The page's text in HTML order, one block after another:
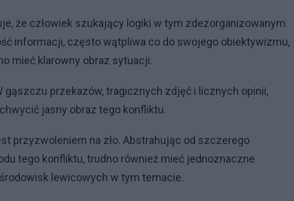
że człowiek szukający logiki w tym zdezorganizowanym
informacji, często wątpliwa co do swojego obiektywizmu,
mieć klarowny obraz sytuacji.
gąszczu przekazów, tragicznych zdjęć i licznych opinii,
jasny obraz tego konfliktu.
przyzwoleniem na zło. Abstrahując od szczerego
tego konfliktu, trudno również mieć jednoznaczne
lewicowych w tym temacie.